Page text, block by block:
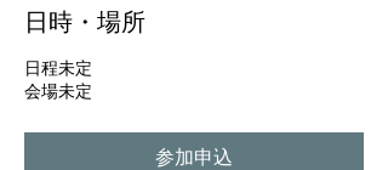
日時・場所
日程未定
会場未定
参加申込